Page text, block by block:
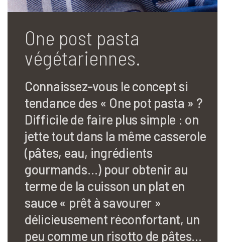
One post pasta
végétariennes.
Connaissez-vous le concept si
tendance des « One pot pasta » ?
Difficile de faire plus simple : on
jette tout dans la même casserole
(pâtes, eau, ingrédients
gourmands…) pour obtenir au
terme de la cuisson un plat en
sauce « prêt à savourer »
délicieusement réconfortant, un
peu comme un risotto de pâtes…